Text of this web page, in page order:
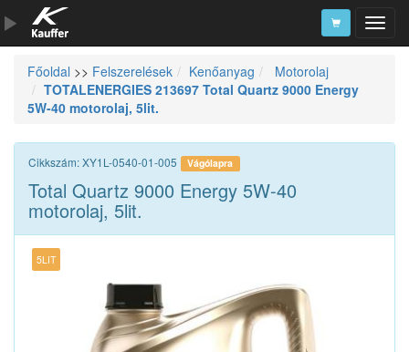
Szerszámkatalógus
Kosár
Alkatrészek
Főoldal >> Felszerelések Kenőanyag
Motorolaj
TOTALENERGIES 213697 Total Quartz 9000 Energy
5W-40 motorolaj, 5lit.
Cikkszám: XY1L-0540-01-005 Vágólapra
Total Quartz 9000 Energy 5W-40
motorolaj, 5lit.
5LIT